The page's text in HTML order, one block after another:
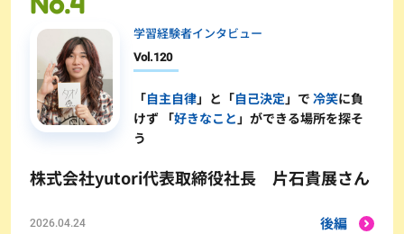
学習経験者インタビュー
Vol.120
「自主自律」と「自己決定」で冷笑に負
けず 「好きなこと」ができる場所を探そ
う
株式会社yutori代表取締役社長 片石貴展さん
2026.04.24 後編